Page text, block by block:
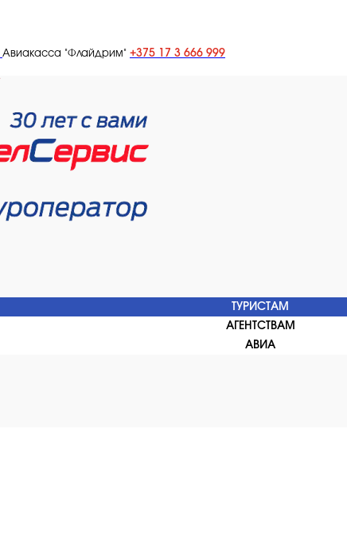
Авиакасса "Флайдрим" +375 17 3 666 999
ТУРИСТАМ
АГЕНТСТВАМ
АВИА